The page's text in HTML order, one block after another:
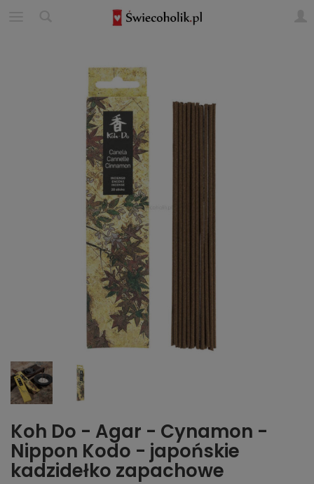
Koh Do - Agar - Cynamon -
Nippon Kodo - japońskie
kadzidełko zapachowe